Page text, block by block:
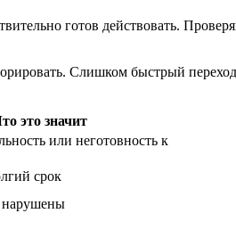
готов действовать.
Слишком быстрый
это значит
или неготовность к
срок
нарушены